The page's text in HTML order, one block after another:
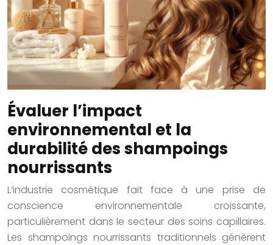
Évaluer l’impact
environnemental et la
durabilité des shampoings
nourrissants
L’industrie cosmétique fait face à une prise de
conscience environnementale croissante,
particulièrement dans le secteur des soins capillaires.
Les shampoings nourrissants traditionnels génèrent